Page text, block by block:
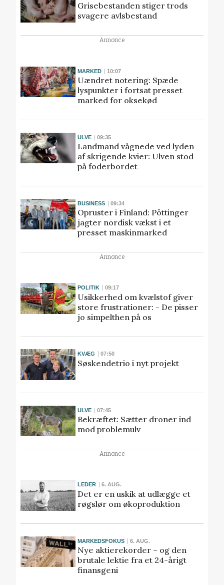
Grisebestanden stiger trods
svagere avlsbestand
Annonce
MARKED 10:07
Uændret notering: Spæde
lyspunkter i fortsat presset
marked for oksekød
ULVE 09:35
Landmand vågnede ved lyden
af skrigende kvier: Ulven stod
på foderbordet
BUSINESS 09:34
Opruster i Finland: Pöttinger
jagter nordisk vækst i et
presset maskinmarked
Annonce
POLITIK 09:17
Usikkerhed om kvælstof giver
store frustrationer: - De pisser
jo simpelthen på os
KVÆG 07:50
Søskendetrio i nyt projekt
ULVE 07:45
Bekræftet: Sætter droner ind
mod problemulv
Annonce
LEDER 6. AUG.
Det er en uskik at udlægge et
røgslør om økoproduktion
MARKEDSFOKUS 6. AUG.
Nye aktierekorder – og den
brutale lektie fra et 24-årigt
finansgeni